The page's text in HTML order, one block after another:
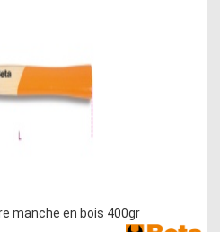
manche en bois 400gr